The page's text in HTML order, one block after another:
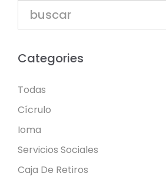
Categories
Todas
Cícrulo
Ioma
Servicios Sociales
Caja De Retiros